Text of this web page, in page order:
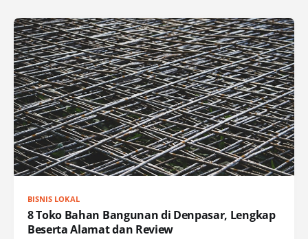
BISNIS LOKAL
8 Toko Bahan Bangunan di Denpasar, Lengkap
Beserta Alamat dan Review